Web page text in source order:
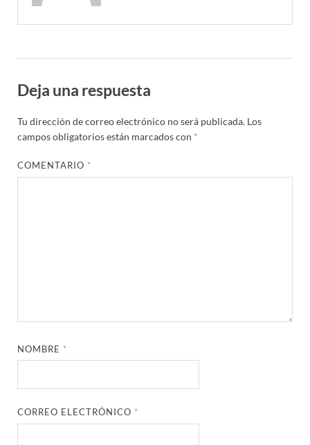
Deja una respuesta
Tu dirección de correo electrónico no será publicada. Los
campos obligatorios están marcados con *
COMENTARIO *
NOMBRE *
CORREO ELECTRÓNICO *